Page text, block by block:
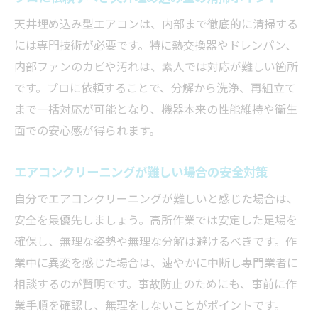
天井埋め込み型エアコンは、内部まで徹底的に清掃する
には専門技術が必要です。特に熱交換器やドレンパン、
内部ファンのカビや汚れは、素人では対応が難しい箇所
です。プロに依頼することで、分解から洗浄、再組立て
まで一括対応が可能となり、機器本来の性能維持や衛生
面での安心感が得られます。
エアコンクリーニングが難しい場合の安全対策
自分でエアコンクリーニングが難しいと感じた場合は、
安全を最優先しましょう。高所作業では安定した足場を
確保し、無理な姿勢や無理な分解は避けるべきです。作
業中に異変を感じた場合は、速やかに中断し専門業者に
相談するのが賢明です。事故防止のためにも、事前に作
業手順を確認し、無理をしないことがポイントです。